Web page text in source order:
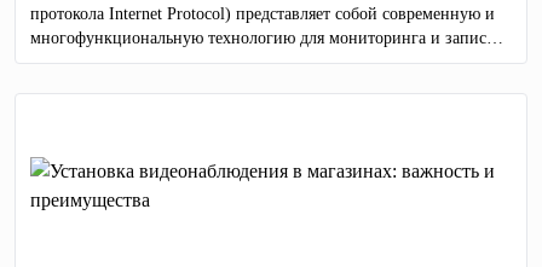
протокола Internet Protocol) представляет собой современную и
многофункциональную технологию для мониторинга и записи
видеоизображений в различных средах, таких как дома, офисы,